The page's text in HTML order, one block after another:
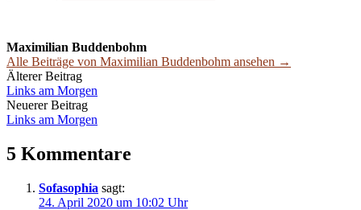
Maximilian Buddenbohm
Alle Beiträge von Maximilian Buddenbohm ansehen →
Beitrags-
Navigation
Älterer Beitrag
Links am Morgen
Neuerer Beitrag
Links am Morgen
5 Kommentare
Sofasophia sagt:
24. April 2020 um 10:02 Uhr